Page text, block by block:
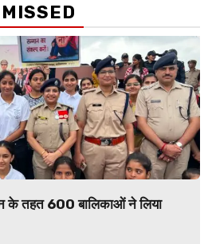
के तहत 600 बालिकाओं ने लिया